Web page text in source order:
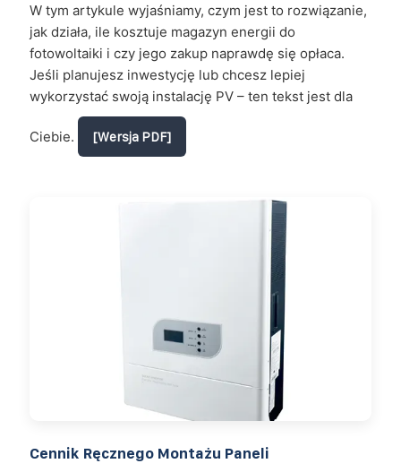
W tym artykule wyjaśniamy, czym jest to rozwiązanie,
jak działa, ile kosztuje magazyn energii do
fotowoltaiki i czy jego zakup naprawdę się opłaca.
Jeśli planujesz inwestycję lub chcesz lepiej
wykorzystać swoją instalację PV – ten tekst jest dla
Ciebie. [Wersja PDF]
Cennik Ręcznego Montażu Paneli